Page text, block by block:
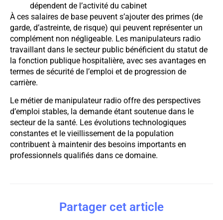
dépendent de l’activité du cabinet
À ces salaires de base peuvent s’ajouter des primes (de
garde, d’astreinte, de risque) qui peuvent représenter un
complément non négligeable. Les manipulateurs radio
travaillant dans le secteur public bénéficient du statut de
la fonction publique hospitalière, avec ses avantages en
termes de sécurité de l’emploi et de progression de
carrière.
Le métier de manipulateur radio offre des perspectives
d’emploi stables, la demande étant soutenue dans le
secteur de la santé. Les évolutions technologiques
constantes et le vieillissement de la population
contribuent à maintenir des besoins importants en
professionnels qualifiés dans ce domaine.
Partager cet article